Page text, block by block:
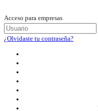
Acceso para empresas
¿Olvidaste tu contraseña?